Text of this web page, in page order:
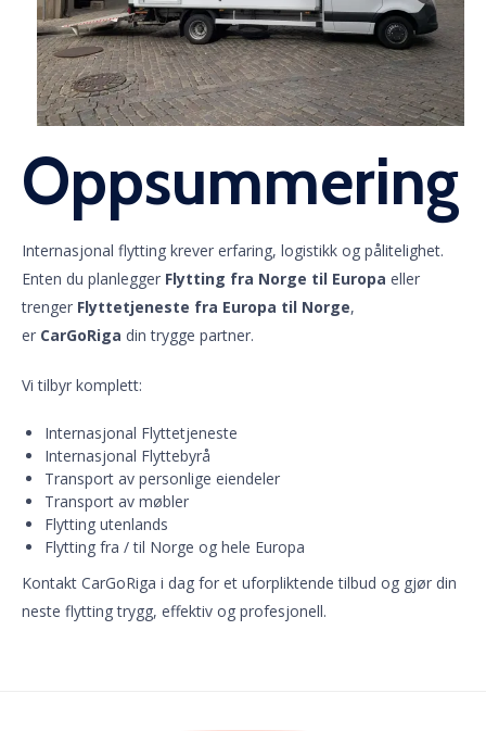
Oppsummering
Internasjonal flytting krever erfaring, logistikk og pålitelighet.
Enten du planlegger Flytting fra Norge til Europa eller
trenger Flyttetjeneste fra Europa til Norge,
er CarGoRiga din trygge partner.
Vi tilbyr komplett:
Internasjonal Flyttetjeneste
Internasjonal Flyttebyrå
Transport av personlige eiendeler
Transport av møbler
Flytting utenlands
Flytting fra / til Norge og hele Europa
Kontakt CarGoRiga i dag for et uforpliktende tilbud og gjør din
neste flytting trygg, effektiv og profesjonell.